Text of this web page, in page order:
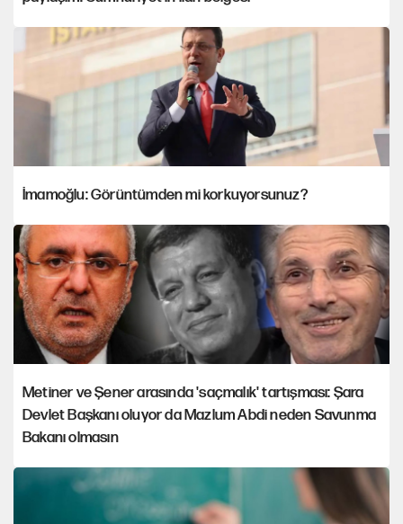
İmamoğlu: Görüntümden mi korkuyorsunuz?
Metiner ve Şener arasında 'saçmalık' tartışması: Şara
Devlet Başkanı oluyor da Mazlum Abdi neden Savunma
Bakanı olmasın